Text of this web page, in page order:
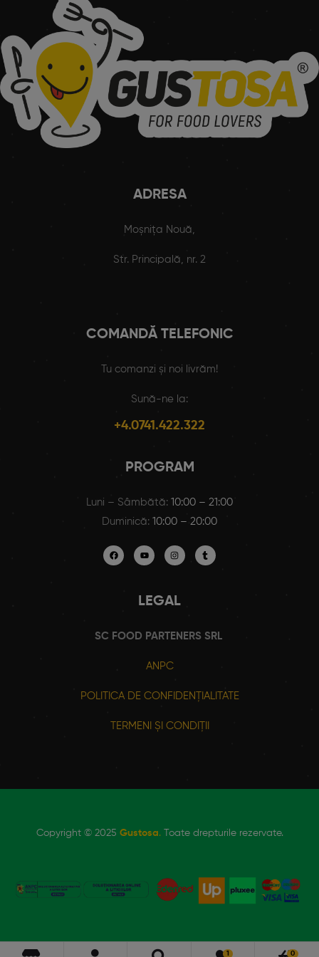
ADRESA
Moșnița Nouă,
Str. Principală, nr. 2
COMANDĂ TELEFONIC
Tu comanzi și noi livrăm!
Sună-ne la:
+4.0741.422.322
PROGRAM
Luni – Sâmbătă: 10:00 – 21:00
Duminică: 10:00 – 20:00
LEGAL
SC FOOD PARTENERS SRL
ANPC
POLITICA DE CONFIDENȚIALITATE
TERMENI ȘI CONDIȚII
Copyright © 2025 Gustosa. Toate drepturile rezervate.
1 0